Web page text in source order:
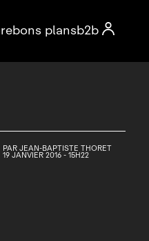

bons plansb2b
PARJEAN-BAPTISTE THORET
19 JANVIER 2016 - 15H22